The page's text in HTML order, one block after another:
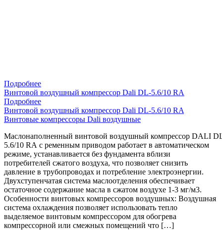
Подробнее
Винтовой воздушный компрессор Dali DL-5.6/10 RA
Подробнее
Винтовой воздушный компрессор Dali DL-5.6/10 RA
Винтовые компрессоры Dali воздушные
Маслонаполненный винтовой воздушный компрессор DALI
5.6/10 RA с ременным приводом работает в автоматическом
режиме, устанавливается без фундамента вблизи
потребителей сжатого воздуха, что позволяет снизить
давление в трубопроводах и потребление электроэнергии.
Двухступенчатая система маслоотделения обеспечивает
остаточное содержание масла в сжатом воздухе 1-3 мг/м3.
Особенности винтовых компрессоров воздушных: Воздушная
система охлаждения позволяет использовать тепло
выделяемое винтовым компрессором для обогрева
компрессорной или смежных помещений что […]